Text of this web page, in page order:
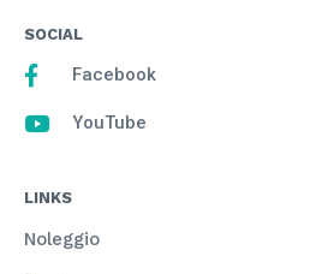
SOCIAL
Facebook
YouTube
LINKS
Noleggio